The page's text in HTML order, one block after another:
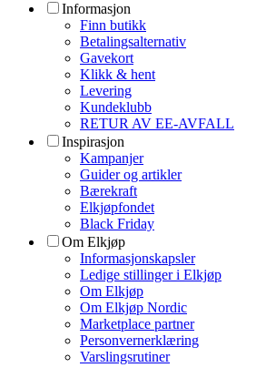
Informasjon
Finn butikk
Betalingsalternativ
Gavekort
Klikk & hent
Levering
Kundeklubb
RETUR AV EE-AVFALL
Inspirasjon
Kampanjer
Guider og artikler
Bærekraft
Elkjøpfondet
Black Friday
Om Elkjøp
Informasjonskapsler
Ledige stillinger i Elkjøp
Om Elkjøp
Om Elkjøp Nordic
Marketplace partner
Personvernerklæring
Varslingsrutiner